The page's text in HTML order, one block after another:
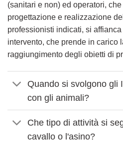
(sanitari e non) ed operatori,
progettazione e realizzazione
professionisti indicati, si
intervento, che prende in carico
raggiungimento degli obietti di
Quando si svolgono gli
con gli animali?
Che tipo di attività si
cavallo o l'asino?